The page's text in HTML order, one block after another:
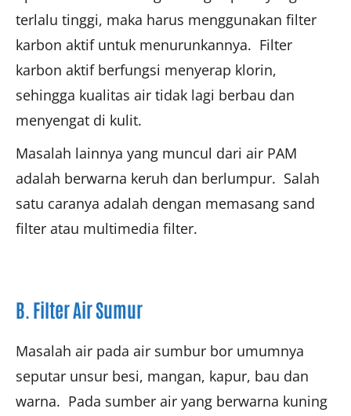
terlalu tinggi, maka harus menggunakan filter
karbon aktif untuk menurunkannya. Filter
karbon aktif berfungsi menyerap klorin,
sehingga kualitas air tidak lagi berbau dan
menyengat di kulit.
Masalah lainnya yang muncul dari air PAM
adalah berwarna keruh dan berlumpur. Salah
satu caranya adalah dengan memasang sand
filter atau multimedia filter.
B. Filter Air Sumur
Masalah air pada air sumbur bor umumnya
seputar unsur besi, mangan, kapur, bau dan
warna. Pada sumber air yang berwarna kuning